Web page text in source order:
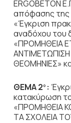
ERGOBETON
απόφασης της
«Έγκριση
αναδόχου του
«ΠΡΟΜΗΘΕΙΑ
ΘΕΟΜΗΝΙΕΣ»
ΘΕΜΑ 2ο :
κατακύρωση
«ΠΡΟΜΗΘΕΙΑ
ΤΑ ΣΧΟΛΕΙΑ